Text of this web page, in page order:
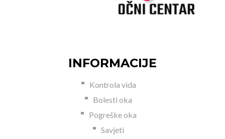
INFORMACIJE
Kontrola vida
Bolesti oka
Pogreške oka
Savjeti